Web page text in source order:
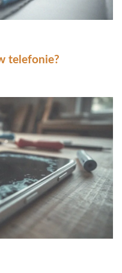
telefonie?